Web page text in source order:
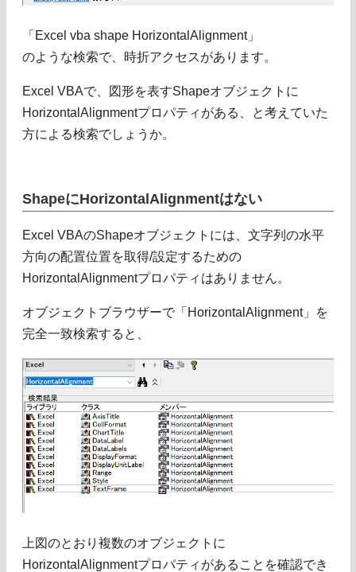
「Excel vba shape HorizontalAlignment」
のような検索で、時折アクセスがあります。
Excel VBAで、図形を表すShapeオブジェクトに
HorizontalAlignmentプロパティがある、と考えていた
方による検索でしょうか。
ShapeにHorizontalAlignmentはない
Excel VBAのShapeオブジェクトには、文字列の水平
方向の配置位置を取得/設定するための
HorizontalAlignmentプロパティはありません。
オブジェクトブラウザーで「HorizontalAlignment」を
完全一致検索すると、
上図のとおり複数のオブジェクトに
HorizontalAlignmentプロパティがあることを確認でき